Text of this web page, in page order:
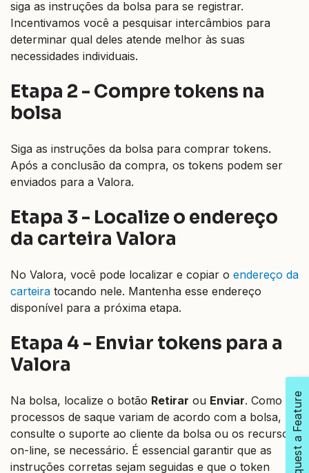
siga as instruções da bolsa para se registrar.
Incentivamos você a pesquisar intercâmbios para
determinar qual deles atende melhor às suas
necessidades individuais.
Etapa 2 - Compre tokens na
bolsa
Siga as instruções da bolsa para comprar tokens.
Após a conclusão da compra, os tokens podem ser
enviados para a Valora.
Etapa 3 - Localize o endereço
da carteira Valora
No Valora, você pode localizar e copiar o endereço da
carteira tocando nele. Mantenha esse endereço
disponível para a próxima etapa.
Etapa 4 - Enviar tokens para a
Valora
Na bolsa, localize o botão Retirar ou Enviar. Como os
processos de saque variam de acordo com a bolsa,
consulte o suporte ao cliente da bolsa ou os recursos
on-line, se necessário. É essencial garantir que as
instruções corretas sejam seguidas e que o token
Request a Feature